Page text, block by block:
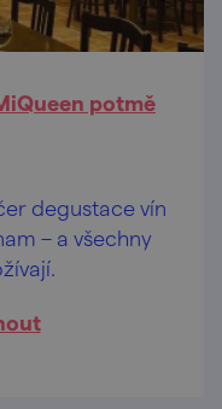
potmě
degustace vín
– a všechny